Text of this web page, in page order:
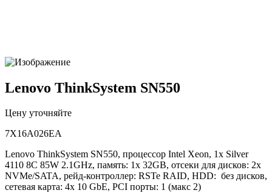
Lenovo ThinkSystem SN550
Цену уточняйте
7X16A026EA
Lenovo ThinkSystem SN550, процессор Intel Xeon, 1x Silver
4110 8C 85W 2.1GHz, память: 1x 32GB, отсеки для дисков: 2x
NVMe/SATA, рейд-контроллер: RSTe RAID, HDD: без дисков,
сетевая карта: 4x 10 GbE, PCI порты: 1 (макс 2)